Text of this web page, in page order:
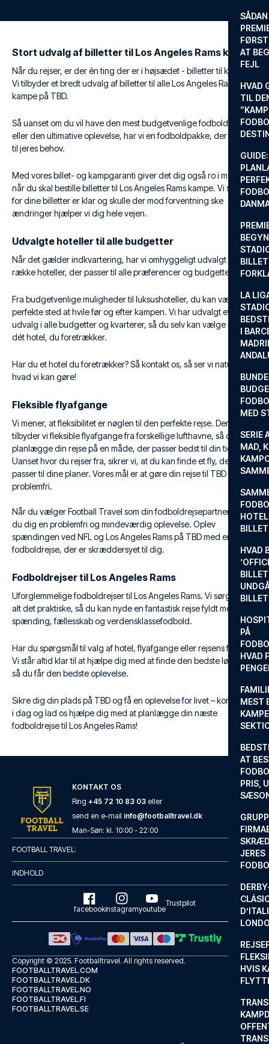
AT
FEJL
HVAD
TIL
LA
I
MED
SERIE
MAD,
HVAD
PÅ
HVAD
MEST
AT
PRIS,
JERES
HVIS
Stort udvalg af billetter til Los Angeles Rams kampe
Når du rejser, er der én ting der er i højsædet - billetter til kampe.
Vi tilbyder et bredt udvalg af billetter til alle Los Angeles Rams
kampe på TBD.
Så uanset om du vil have den mest budgetvenlige fodboldrejse
eller den ultimative oplevelse, har vi en fodboldpakke, der passer
til jeres behov.
Med vores billet- og kampgaranti giver det dig også ro i maven
når du skal bestille billetter til Los Angeles Rams kampe. Vi sørger
for dine billetter er klar og skulle der mod forventning ske
ændringer hjælper vi dig hele vejen.
Udvalgte hoteller til alle budgetter
Når det gælder indkvartering, har vi omhyggeligt udvalgt en
række hoteller, der passer til alle præferencer og budgetter.
Fra budgetvenlige muligheder til luksushoteller, du kan vælge det
perfekte sted at hvile før og efter kampen. Vi har udvalgt et stort
udvalg i alle budgetter og kvarterer, så du selv kan vælge præcis
dét hotel, du foretrækker.
Har du et hotel du foretrækker? Så kontakt os, så ser vi naturligvis,
hvad vi kan gøre!
Fleksible flyafgange
Vi mener, at fleksibilitet er nøglen til den perfekte rejse. Derfor
tilbyder vi fleksible flyafgange fra forskellige lufthavne, så du kan
planlægge din rejse på en måde, der passer bedst til din tidsplan.
Uanset hvor du rejser fra, sikrer vi, at du kan finde et fly, der
passer til dine planer. Vores mål er at gøre din rejse til TBD
problemfri.
Når du vælger Football Travel som din fodboldrejsepartner, sikrer
du dig en problemfri og mindeværdig oplevelse. Oplev
spændingen ved NFL og Los Angeles Rams på TBD med en
fodboldrejse, der er skræddersyet til dig.
Fodboldrejser til Los Angeles Rams
Uforglemmelige fodboldrejser til Los Angeles Rams. Vi sørger for
alt det praktiske, så du kan nyde en fantastisk rejse fyldt med
spænding, fællesskab og verdensklassefodbold.
Har du spørgsmål til valg af hotel, flyafgange eller rejsens forløb?
Vi står altid klar til at hjælpe dig med at finde den bedste løsning,
så du får den bedste oplevelse.
Sikre dig din plads på TBD og få en oplevelse for livet – kontakt os
i dag og lad os hjælpe dig med at planlægge din næste
fodboldrejse til Los Angeles Rams!
KONTAKT OS
Ring +45 72 10 83 03 eller
send en e-mail info@footballtravel.dk
Man-Søn: kl. 10:00 - 22:00
FOOTBALL TRAVEL:
INDHOLD
facebookinstagramyoutube
Trustpilot
Copyright © 2025. Footballtravel. All rights reserved.
FOOTBALLTRAVEL.COM
FOOTBALLTRAVEL.DK
FOOTBALLTRAVEL.NO
FOOTBALLTRAVEL.FI
FOOTBALLTRAVEL.SE